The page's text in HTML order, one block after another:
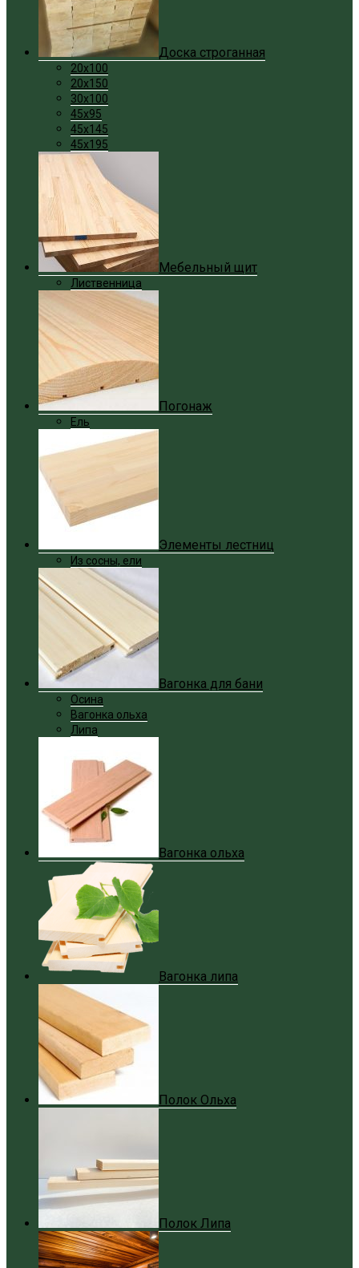
Доска строганная
20x100
20x150
30x100
45x95
45x145
45x195
Мебельный щит
Лиственница
Погонаж
Ель
Элементы лестниц
Из сосны, ели
Вагонка для бани
Осина
Вагонка ольха
Липа
Вагонка ольха
Вагонка липа
Полок Ольха
Полок Липа